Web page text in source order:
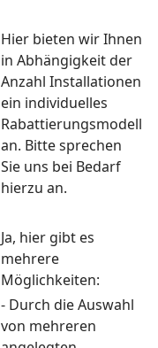
Hier bieten wir Ihnen
in Abhängigkeit der
Anzahl Installationen
ein individuelles
Rabattierungsmodell
an. Bitte sprechen
Sie uns bei Bedarf
hierzu an.
Ja, hier gibt es
mehrere
Möglichkeiten:
- Durch die Auswahl
von mehreren